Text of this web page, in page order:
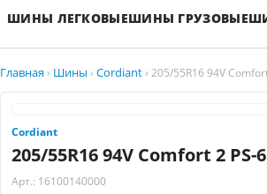
ШИНЫ ЛЕГКОВЫЕШИНЫ ГРУЗОВЫЕ
Главная › Шины › Cordiant › 205/55R16 94V
Cordiant
205/55R16 94V Comfort 2 PS-
Арт.: 16100140000